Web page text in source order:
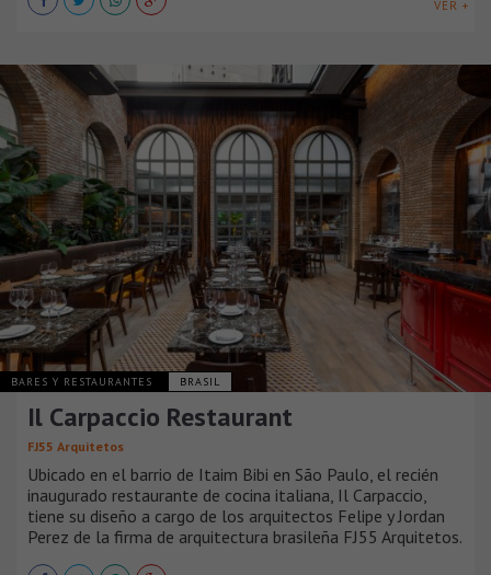
VER +
BARES Y RESTAURANTES BRASIL
Il Carpaccio Restaurant
FJ55 Arquitetos
Ubicado en el barrio de Itaim Bibi en São Paulo, el recién
inaugurado restaurante de cocina italiana, Il Carpaccio,
tiene su diseño a cargo de los arquitectos Felipe y Jordan
Perez de la firma de arquitectura brasileña FJ55 Arquitetos.